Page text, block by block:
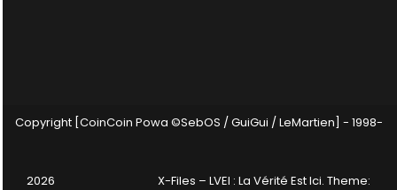
Copyright [CoinCoin Powa ©SebOS / GuiGui / LeMartien] - 1998-
2026 X-Files – LVEI : La Vérité Est Ici. Theme: